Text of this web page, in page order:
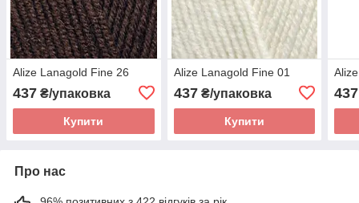
Alize Lanagold Fine 26
437 ₴/упаковка
Купити
Alize Lanagold Fine 01
437₴/упаковка
Купити
437
Про нас